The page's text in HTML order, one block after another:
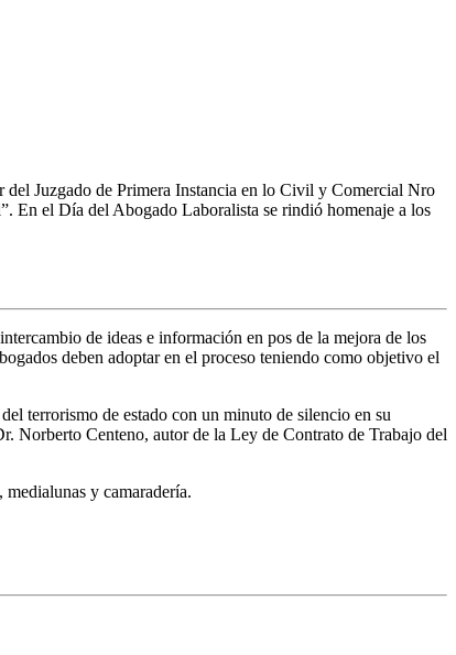
del Juzgado de Primera Instancia en lo Civil y Comercial Nro
En el Día del Abogado Laboralista se rindió homenaje a los
de ideas e información en pos de la mejora de los
deben adoptar en el proceso teniendo como objetivo el
terrorismo de estado con un minuto de silencio en su
Norberto Centeno, autor de la Ley de Contrato de Trabajo del
y camaradería.